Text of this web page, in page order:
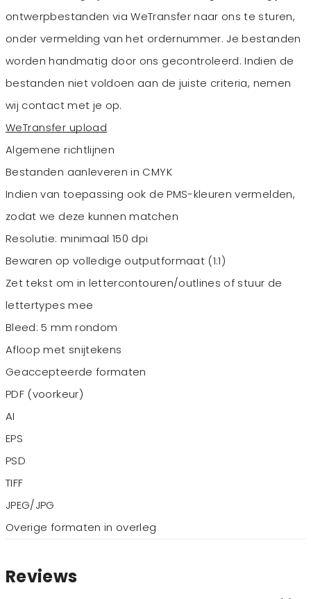
ontwerpbestanden via WeTransfer naar ons te sturen,
onder vermelding van het ordernummer. Je bestanden
worden handmatig door ons gecontroleerd. Indien de
bestanden niet voldoen aan de juiste criteria, nemen
wij contact met je op.
WeTransfer upload
Algemene richtlijnen
Bestanden aanleveren in CMYK
Indien van toepassing ook de PMS-kleuren vermelden,
zodat we deze kunnen matchen
Resolutie: minimaal 150 dpi
Bewaren op volledige outputformaat (1:1)
Zet tekst om in lettercontouren/outlines of stuur de
lettertypes mee
Bleed: 5 mm rondom
Afloop met snijtekens
Geaccepteerde formaten
PDF (voorkeur)
AI
EPS
PSD
TIFF
JPEG/JPG
Overige formaten in overleg
Reviews